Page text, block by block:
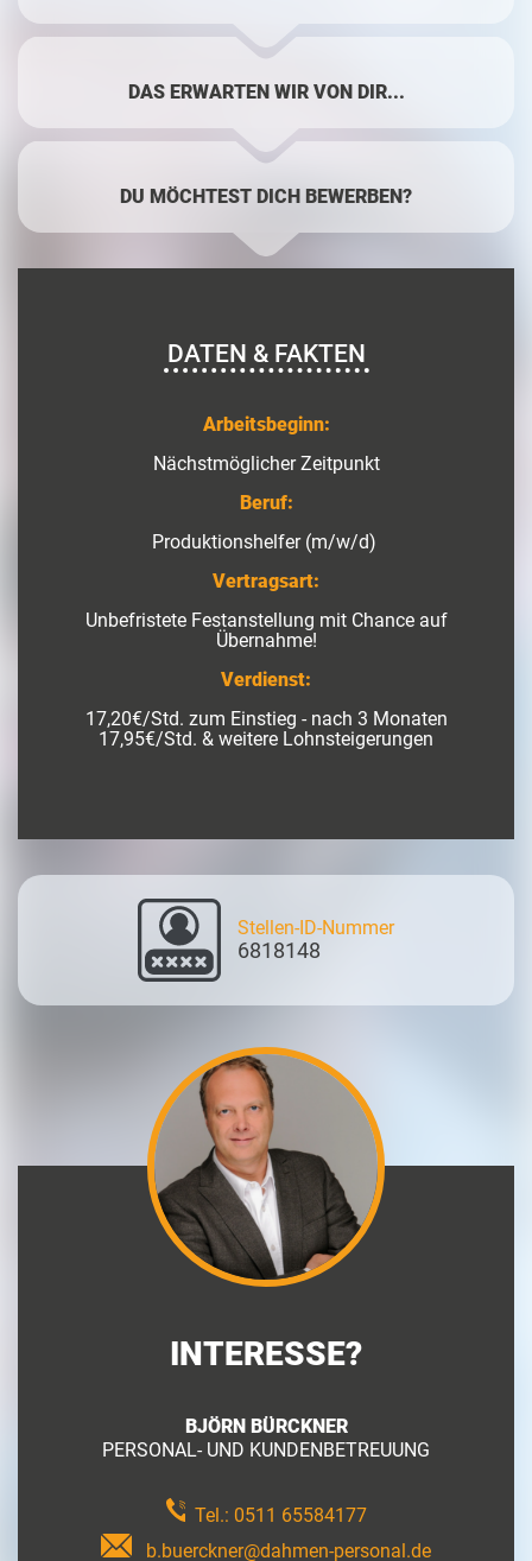
DAS ERWARTEN WIR VON DIR...
DU MÖCHTEST DICH BEWERBEN?
DATEN & FAKTEN
Arbeitsbeginn:
Nächstmöglicher Zeitpunkt
Beruf:
Produktionshelfer (m/w/d)
Vertragsart:
Unbefristete Festanstellung mit Chance auf
Übernahme!
Verdienst:
17,20€/Std. zum Einstieg - nach 3 Monaten
17,95€/Std. & weitere Lohnsteigerungen
Stellen-ID-Nummer
6818148
INTERESSE?
BJÖRN BÜRCKNER
PERSONAL- UND KUNDENBETREUUNG
Tel.: 0511 65584177
b.buerckner@dahmen-personal.de